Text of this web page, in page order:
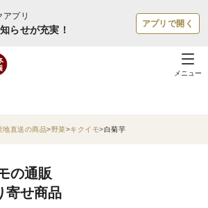
アプリ
らせが充実！
アプリで開く
メニュー
地直送の商品 野菜 キクイモ 白菊芋
の通販
寄せ商品